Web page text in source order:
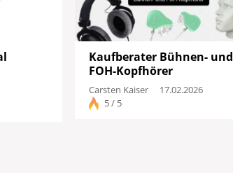
Kaufberater Bühnen- und
FOH-Kopfhörer
Carsten Kaiser
17.02.2026
5 / 5